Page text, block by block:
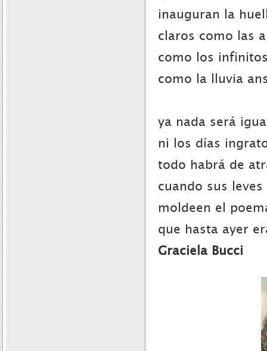
inauguran la
claros como las
como los
como la lluvia
ya nada será
ni los días
todo habrá de
cuando sus
moldeen el
que hasta ayer
Graciela Bucci